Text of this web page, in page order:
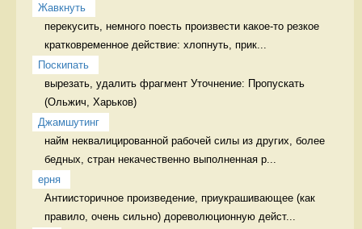
Жавкнуть
перекусить, немного поесть произвести какое-то резкое
кратковременное действие: хлопнуть, прик...
Поскипать
вырезать, удалить фрагмент Уточнение: Пропускать
Джамшутинг
найм неквалицированной рабочей силы из других, более
бедных, стран некачественно выполненная р...
ерня
Антиисторичное произведение, приукрашивающее (как
правило, очень сильно) дореволюционную дейст...